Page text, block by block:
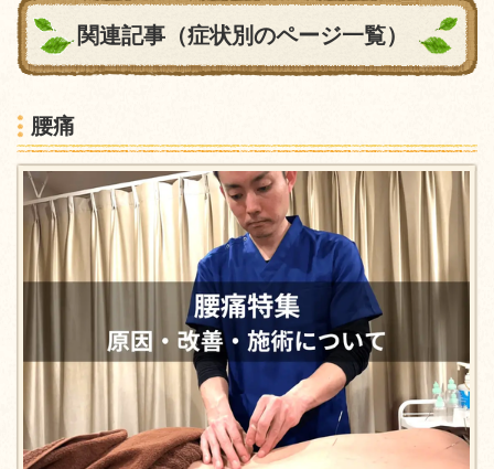
関連記事（症状別のページ一覧）
腰痛